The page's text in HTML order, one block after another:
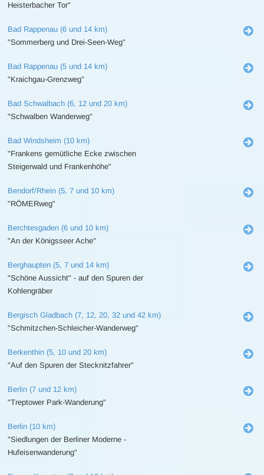
Heisterbacher Tor"
Bad Rappenau (6 und 14 km)
"Sommerberg und Drei-Seen-Weg"
Bad Rappenau (5 und 14 km)
"Kraichgau-Grenzweg"
Bad Schwalbach (6, 12 und 20 km)
"Schwalben Wanderweg"
Bad Windsheim (10 km)
"Frankens gemütliche Ecke zwischen
Steigerwald und Frankenhöhe"
Bendorf/Rhein (5, 7 und 10 km)
"RÖMERweg"
Berchtesgaden (6 und 10 km)
"An der Königsseer Ache"
Berghaupten (5, 7 und 14 km)
"Schöne Aussicht" - auf den Spuren der
Kohlengräber
Bergisch Gladbach (7, 12, 20, 32 und 42 km)
"Schmitzchen-Schleicher-Wanderweg"
Berkenthin (5, 10 und 20 km)
"Auf den Spuren der Stecknitzfahrer"
Berlin (7 und 12 km)
"Treptower Park-Wanderung"
Berlin (10 km)
"Siedlungen der Berliner Moderne -
Hufeisenwanderung"